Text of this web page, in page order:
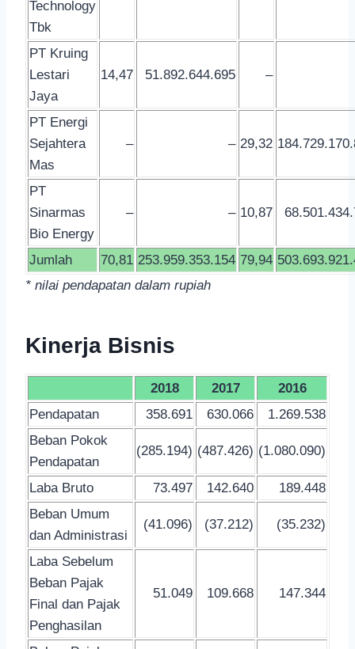
Technology
Tbk
PT Kruing
Lestari
Jaya
14,47 51.892.644.695 –
PT Energi
Sejahtera
Mas
– – 29,32
PT
Sinarmas
Bio Energy
– – 10,87
Jumlah 70,81 253.959.353.154 79,94
* nilai pendapatan dalam rupiah
Kinerja Bisnis
2018 2017
2016
Pendapatan
358.691 630.066
1.269.538
Beban Pokok
Pendapatan
(285.194) (487.426) (1.080.090)
Laba Bruto 73.497 142.640
189.448
Beban Umum
dan Administrasi
(41.096) (37.212) (35.232)
Laba Sebelum
Beban Pajak
Final dan Pajak
Penghasilan
51.049 109.668 147.344